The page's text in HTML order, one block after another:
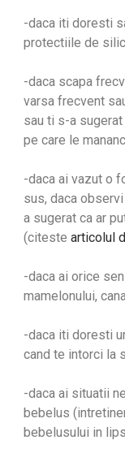
-daca iti doresti
protectiile de
-daca scapa
varsa frecvent
sau ti s-a
pe care le
-daca ai vazut o
sus, daca
a sugerat ca ar
(citeste articolul
-daca ai orice
mamelonului,
-daca iti doresti
cand te intorci la
-daca ai situatii
bebelus
bebelusului in